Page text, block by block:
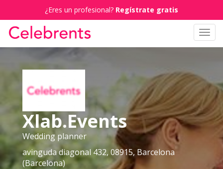
¿Eres un profesional? Regístrate gratis
Xlab.Events
Wedding planner
avinguda diagonal 432, 08915, Barcelona
(Barcelona)